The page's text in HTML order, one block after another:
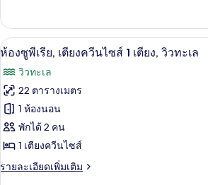
เรีย,
เตียง
ควีน
ไซส์
1
เตียง
และ
เบด
เกี่ยว
กับ
ห้อง
พี
เรีย,
เตียง
ควีน
ไซส์
เตียง
และ
เปิด
ภาพถ่าย
ทั้งหมด
ของ
ห้อง
ซู
พี
เครื่องนอ
7
ห้องซูพีเรีย, เตียงควีนไซส์ 1 เตียง, วิวทะเล
วิวทะเล
22 ตารางเมตร
1 ห้องนอน
พักได้ 2 คน
1 เตียงควีนไซส์
รายละเอียดเพิ่มเติม
ราย